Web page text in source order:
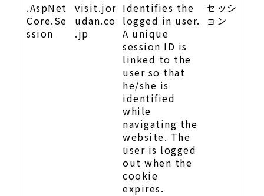
.AspNet
Core.Se
ssion
visit.jor
udan.co
.jp
Identifies the
logged in user.
A unique
session ID is
linked to the
user so that
he/she is
identified
while
navigating the
website. The
user is logged
out when the
cookie
expires.
セッシ
ョン